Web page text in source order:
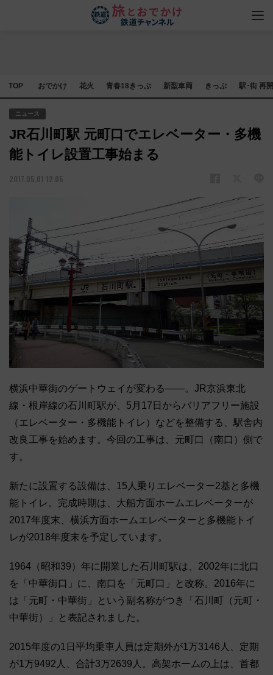
TOP おでかけ 花火 青春18きっぷ 新型車両 きっぷ 駅･街 再
ニュース
JR石川町駅 元町口でエレベーター・多機
能トイレ設置工事始まる
2017.05.01 12:05
横浜中華街のゲートウェイが変わる――。JR京浜東北
線・根岸線の石川町駅が、5月17日からバリアフリー施設
（エレベーター・多機能トイレ）などを整備する、駅舎内
改良工事を始めます。今回の工事は、元町口（南口）側で
す。
新たに設置する設備は、15人乗りエレベーター2基と多機
能トイレ。完成時期は、大船方面ホームエレベーターが
2017年度末、横浜方面ホームエレベーターと多機能トイ
レが2018年度末を予定しています。
1964（昭和39）年に開業した石川町駅は、2002年に北口
を「中華街口」に、南口を「元町口」と改称。2016年に
は「元町・中華街」という副名称がつき「石川町（元町・
中華街）」と表記されました。
2015年度の1日平均乗車人員は定期外が1万3146人、定期
が1万9492人、合計3万2639人。高架ホームの上は、首都